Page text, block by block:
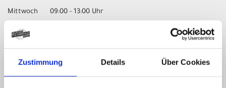
Zustimmung Details Über Cookies
Mittwoch 09:00 - 13:00 Uhr
Donnerstag 09:00 - 13:00 Uhr
Freitag 09:00 - 13:00 Uhr
14:00 - 18:00 Uhr